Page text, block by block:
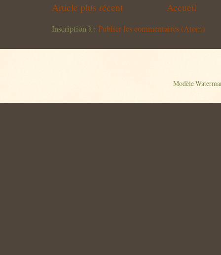
Article plus récent Accueil
Inscription à : Publier les commentaires (Atom)
Modèle